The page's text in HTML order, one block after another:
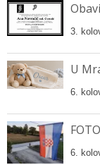
3.
U
6.
6.